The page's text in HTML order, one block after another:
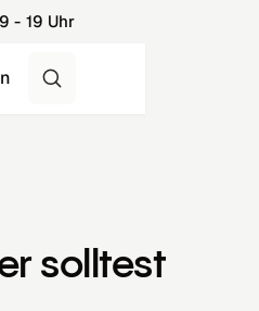
- 19 Uhr
solltest
Ohne Anmeldung •